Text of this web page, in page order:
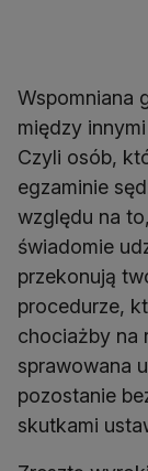
Wspomniana
między
Czyli osób,
egzaminie
względu na
świadomie
przekonują
procedurze,
chociażby na
sprawowana
pozostanie
skutkami